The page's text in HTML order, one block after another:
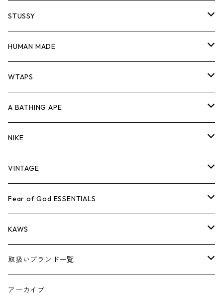
シャツ
ジャケット
パンツ
キャップ・ハット
バッグ
シューズ
小物
コラボレーション
×THE NORTH FACE
×COMME des GARCONS
シーズンアイテム
26SS
BOX LOGOアイテム
スウェット/ニット
シャツ
ジャケット
パンツ
キャップ・ハット
バッグ
シューズ
小物
ロンTEE
スウェット/ニット
シャツ
ジャケット
パンツ
キャップ・ハット
バッグ
シューズ
小物
Tシャツ
ロンTEE
スウェット/ニット
シャツ
ジャケット
パンツ
キャップ・ハット
バッグ
シューズ
小物
STUSSY
Tシャツ
ロンTEE
スウェット/ニット
シャツ
ジャケット
パンツ
キャップ・ハット
バッグ
シューズ
HUMAN MADE
Tシャツ
ロンT
スウェット/ニット
シャツ
ジャケット
パンツ
キャップ
バッグ
WTAPS
Tシャツ
ロンTEE
スウェット/ニット
シャツ
ジャケット
パンツ
キャップ・ハット
A BATHING APE
Tシャツ
ロンTEE
スウェット/ニット
シャツ
ジャケット
パンツ
NIKE
シューズ
AIR JORDAN 1
AIR JORDAN 3
アパレル・小物
VINTAGE
Tシャツ
ロンTEE
スウェット/ニット
ジャケット
Fear of God ESSENTIALS
Tシャツ
ロンTEE
スウェット/ニット
KAWS
アパレル
小物
取扱いブランド一覧
A
アーカイブ